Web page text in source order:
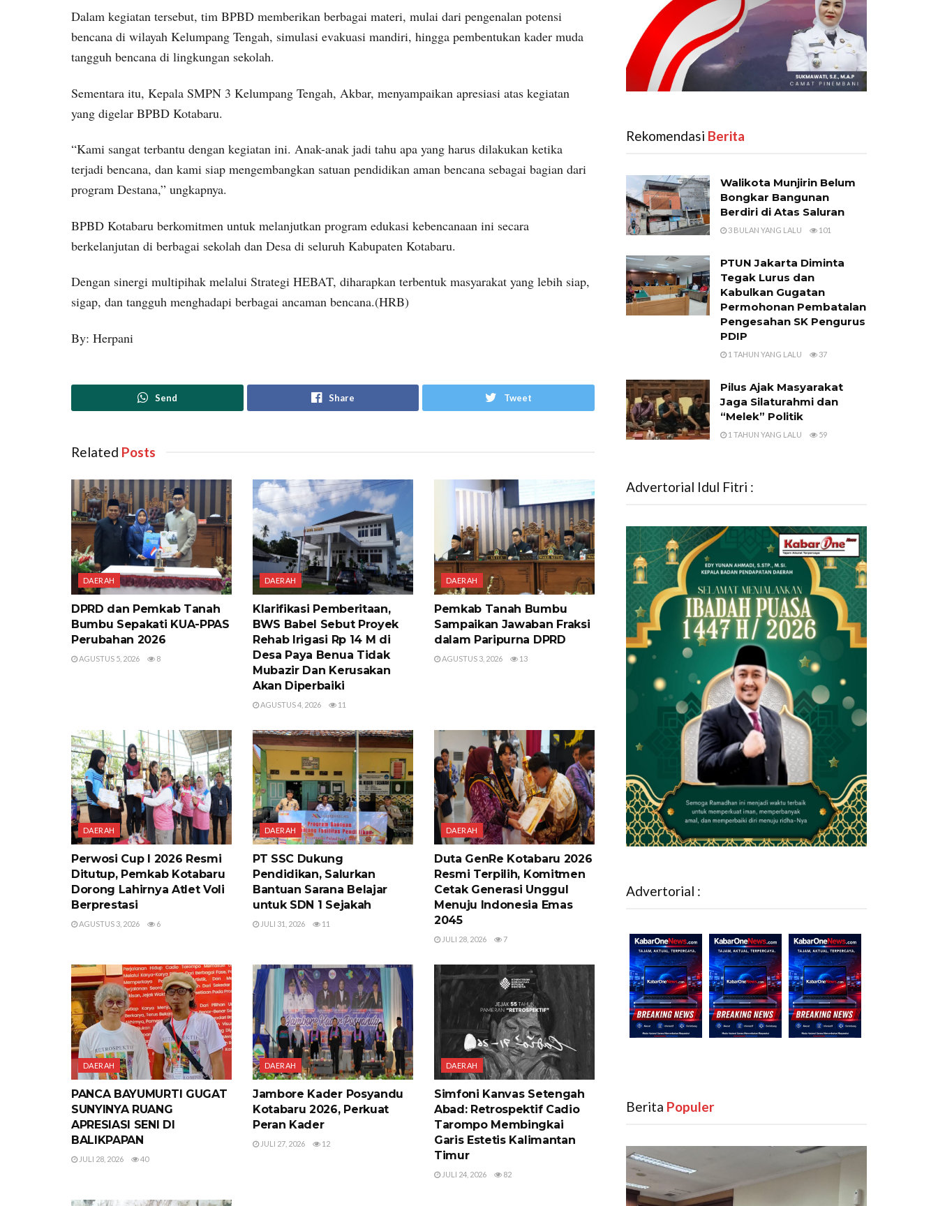
Dalam kegiatan tersebut, tim BPBD memberikan berbagai materi, mulai dari pengenalan potensi
bencana di wilayah Kelumpang Tengah, simulasi evakuasi mandiri, hingga pembentukan kader muda
tangguh bencana di lingkungan sekolah.
Sementara itu, Kepala SMPN 3 Kelumpang Tengah, Akbar, menyampaikan apresiasi atas kegiatan
yang digelar BPBD Kotabaru.
“Kami sangat terbantu dengan kegiatan ini. Anak-anak jadi tahu apa yang harus dilakukan ketika
terjadi bencana, dan kami siap mengembangkan satuan pendidikan aman bencana sebagai bagian dari
program Destana,” ungkapnya.
BPBD Kotabaru berkomitmen untuk melanjutkan program edukasi kebencanaan ini secara
berkelanjutan di berbagai sekolah dan Desa di seluruh Kabupaten Kotabaru.
Dengan sinergi multipihak melalui Strategi HEBAT, diharapkan terbentuk masyarakat yang lebih siap,
sigap, dan tangguh menghadapi berbagai ancaman bencana.(HRB)
By: Herpani
Send Share Tweet
Related ‎ Posts
DAERAH
DPRD dan Pemkab Tanah
Bumbu Sepakati KUA-PPAS
Perubahan 2026
AGUSTUS 5, 2026 8
DAERAH
Klarifikasi Pemberitaan,
BWS Babel Sebut Proyek
Rehab Irigasi Rp 14 M di
Desa Paya Benua Tidak
Mubazir Dan Kerusakan
Akan Diperbaiki
AGUSTUS 4, 2026 11
DAERAH
Pemkab Tanah Bumbu
Sampaikan Jawaban Fraksi
dalam Paripurna DPRD
AGUSTUS 3, 2026 13
DAERAH
Perwosi Cup I 2026 Resmi
Ditutup, Pemkab Kotabaru
Dorong Lahirnya Atlet Voli
Berprestasi
AGUSTUS 3, 2026 6
DAERAH
PT SSC Dukung
Pendidikan, Salurkan
Bantuan Sarana Belajar
untuk SDN 1 Sejakah
JULI 31, 2026 11
DAERAH
Duta GenRe Kotabaru 2026
Resmi Terpilih, Komitmen
Cetak Generasi Unggul
Menuju Indonesia Emas
2045
JULI 28, 2026 7
DAERAH
PANCA BAYUMURTI GUGAT
SUNYINYA RUANG
APRESIASI SENI DI
BALIKPAPAN
JULI 28, 2026 40
DAERAH
Jambore Kader Posyandu
Kotabaru 2026, Perkuat
Peran Kader
JULI 27, 2026 12
DAERAH
Simfoni Kanvas Setengah
Abad: Retrospektif Cadio
Tarompo Membingkai
Garis Estetis Kalimantan
Timur
JULI 24, 2026 82
Rekomendasi ‎ Berita
Walikota Munjirin Belum
Bongkar Bangunan
Berdiri di Atas Saluran
3 BULAN YANG LALU 101
PTUN Jakarta Diminta
Tegak Lurus dan
Kabulkan Gugatan
Permohonan Pembatalan
Pengesahan SK Pengurus
PDIP
1 TAHUN YANG LALU 37
Pilus Ajak Masyarakat
Jaga Silaturahmi dan
“Melek” Politik
1 TAHUN YANG LALU 59
Advertorial Idul Fitri :
Advertorial :
Berita ‎ Populer